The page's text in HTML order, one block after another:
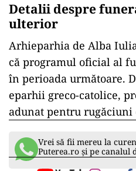
Detalii despre
ulterior
Arhieparhia de Alba
că programul oficial al
în perioada următoare.
eparhii greco-catolice,
adunat pentru rugăciuni
Vrei să fii mereu la
Puterea.ro și pe canalul